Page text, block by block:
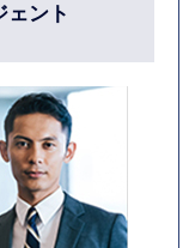
ェント